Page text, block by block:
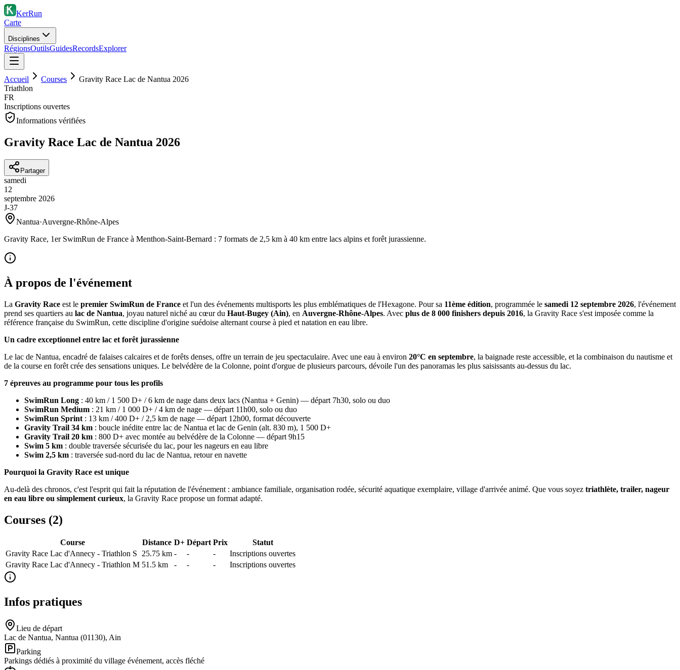
KerRun
Carte
Disciplines
RégionsOutilsGuidesRecordsExplorer
Accueil Courses
Gravity Race Lac de Nantua 2026
Triathlon
FR
Inscriptions ouvertes
Informations vérifiées
Gravity Race Lac de Nantua 2026
Partager
samedi
12
septembre 2026
J-37
Nantua·Auvergne-Rhône-Alpes
Gravity Race, 1er SwimRun de France à Menthon-Saint-Bernard : 7 formats de 2,5 km à 40 km entre lacs alpins et forêt jurassienne.
À propos de l'événement
La Gravity Race est le premier SwimRun de France et l'un des événements multisports les plus emblématiques de l'Hexagone. Pour sa 11ème édition, programmée le samedi 12 septembre 2026, l'événement
prend ses quartiers au lac de Nantua, joyau naturel niché au cœur du Haut-Bugey (Ain), en Auvergne-Rhône-Alpes. Avec plus de 8 000 finishers depuis 2016, la Gravity Race s'est imposée comme la
référence française du SwimRun, cette discipline d'origine suédoise alternant course à pied et natation en eau libre.
Un cadre exceptionnel entre lac et forêt jurassienne
Le lac de Nantua, encadré de falaises calcaires et de forêts denses, offre un terrain de jeu spectaculaire. Avec une eau à environ 20°C en septembre, la baignade reste accessible, et la combinaison du nautisme et
de la course en forêt crée des sensations uniques. Le belvédère de la Colonne, point d'orgue de plusieurs parcours, dévoile l'un des panoramas les plus saisissants au-dessus du lac.
7 épreuves au programme pour tous les profils
SwimRun Long : 40 km / 1 500 D+ / 6 km de nage dans deux lacs (Nantua + Genin) — départ 7h30, solo ou duo
SwimRun Medium : 21 km / 1 000 D+ / 4 km de nage — départ 11h00, solo ou duo
SwimRun Sprint : 13 km / 400 D+ / 2,5 km de nage — départ 12h00, format découverte
Gravity Trail 34 km : boucle inédite entre lac de Nantua et lac de Genin (alt. 830 m), 1 500 D+
Gravity Trail 20 km : 800 D+ avec montée au belvédère de la Colonne — départ 9h15
Swim 5 km : double traversée sécurisée du lac, pour les nageurs en eau libre
Swim 2,5 km : traversée sud-nord du lac de Nantua, retour en navette
Pourquoi la Gravity Race est unique
Au-delà des chronos, c'est l'esprit qui fait la réputation de l'événement : ambiance familiale, organisation rodée, sécurité aquatique exemplaire, village d'arrivée animé. Que vous soyez triathlète, trailer, nageur
en eau libre ou simplement curieux, la Gravity Race propose un format adapté.
Courses (2)
Course Distance D+ Départ Prix
Statut
Gravity Race Lac d'Annecy - Triathlon S 25.75 km - - -
Inscriptions ouvertes
Gravity Race Lac d'Annecy - Triathlon M 51.5 km - - - Inscriptions ouvertes
Infos pratiques
Lieu de départ
Lac de Nantua, Nantua (01130), Ain
Parking
Parkings dédiés à proximité du village événement, accès fléché